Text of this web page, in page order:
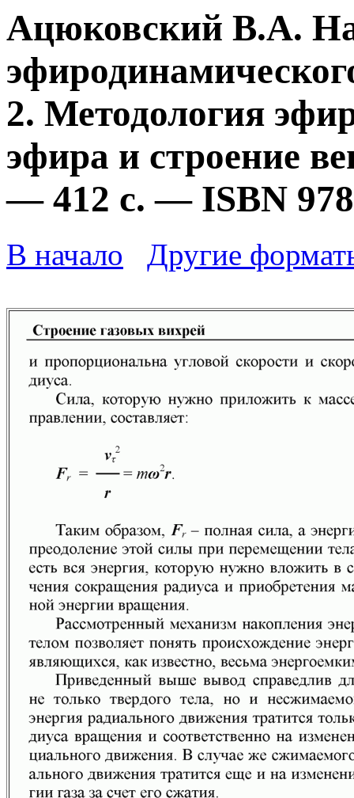
Ацюковский В.А.
2. Методология
эфира и строение
— 412 с. — ISBN
В начало Другие